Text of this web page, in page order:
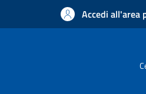
Accedi all'area